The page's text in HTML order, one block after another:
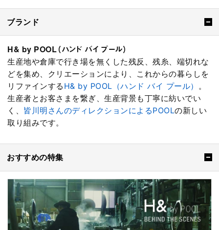
ブランド
H& by POOL（ハンド バイ プール）
生産地や倉庫で行き場を無くした残反、残糸、端切れな
どを集め、クリエーションにより、これからの暮らしを
リファインする H& by POOL（ハンド バイ プール） 。
生産者とお客さまを繋ぎ、生産背景も丁寧に紡いでい
く、 皆川明さんのディレクションによるPOOLの新しい
取り組みです。
おすすめの特集